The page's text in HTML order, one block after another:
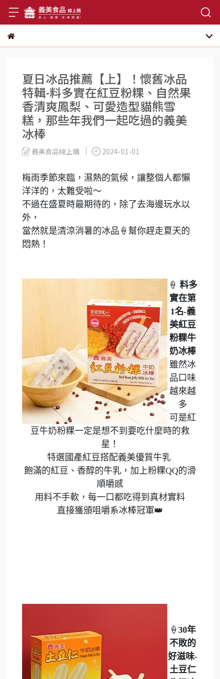
夏日冰品推薦【上】！懷舊冰品
特輯-料多實在紅豆粉粿、自然果
香清爽鳳梨、可愛造型貓熊雪
糕，那些年我們一起吃過的義美
冰棒
義美食品線上購 2024-01-01
梅雨季節來臨，濕熱的氣候，讓整個人都懶
洋洋的，太難受啦～
不過在盛夏時最期待的，除了去海邊玩水以
外，
當然就是清涼消暑的冰品🍦幫你趕走夏天的
悶熱！
🍦 料多
實在第
1名-義
美紅豆
粉粿牛
奶冰棒
雖然冰
品口味
越來越
多
可是紅
豆牛奶粉粿一定是想不到要吃什麼時的救
星！
特選國產紅豆搭配義美優質牛乳
飽滿的紅豆、香醇的牛乳，加上粉粿QQ的滑
順嚼感
用料不手軟，每一口都吃得到真材實料
直接獲頒咀嚼系冰棒冠軍👑
🍦 30年
不敗的
好滋味-
土豆仁